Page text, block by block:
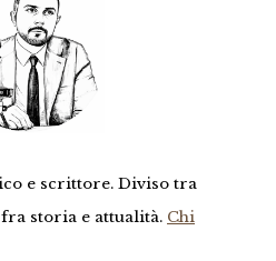
e scrittore. Diviso tra
storia e attualità. Chi